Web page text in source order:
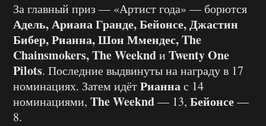
За главный приз — «Артист года» — борются
Адель, Ариана Гранде, Бейонсе, Джастин
Бибер, Рианна, Шон Ммендес, The
Chainsmokers, The Weekndи Twenty One
Pilots. Последние выдвинуты на награду в 17
номинациях. Затем идётРианнас 14
номинациями, The Weeknd— 13, Бейонсе—
8.